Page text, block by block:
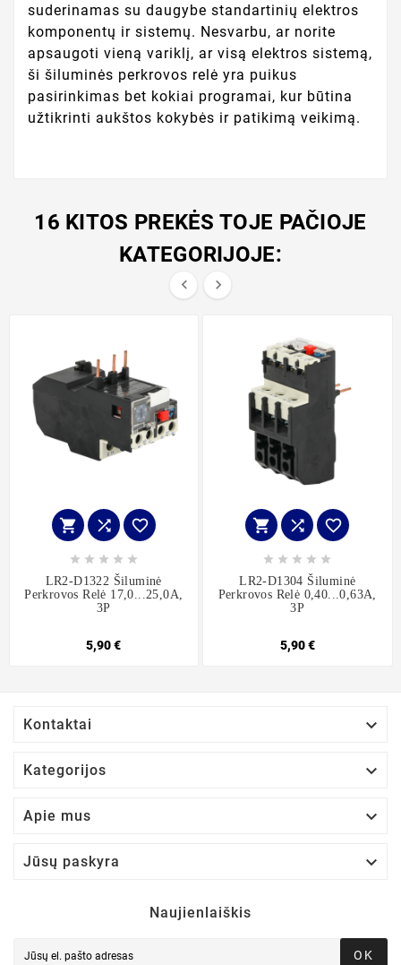
suderinamas su daugybe standartinių elektros
komponentų ir sistemų. Nesvarbu, ar norite
apsaugoti vieną variklį, ar visą elektros sistemą,
ši šiluminės perkrovos relė yra puikus
pasirinkimas bet kokiai programai, kur būtina
užtikrinti aukštos kokybės ir patikimą veikimą.
16 KITOS PREKĖS TOJE PAČIOJE
KATEGORIJOJE:
 
  
    
LR2-D1322 Šiluminė
Perkrovos Relė 17,0...25,0A,
3P
5,90 €
  
    
LR2-D1304 Šiluminė
Perkrovos Relė 0,40...0,63A,
3P
5,90 €
Kontaktai 
Kategorijos 
Apie mus 
Jūsų paskyra 
Naujienlaiškis
OK